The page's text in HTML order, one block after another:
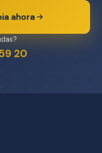
ahora
20